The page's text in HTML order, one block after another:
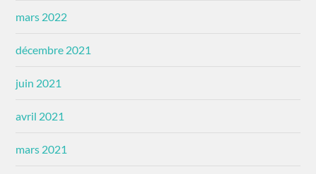
mars 2022
décembre 2021
juin 2021
avril 2021
mars 2021